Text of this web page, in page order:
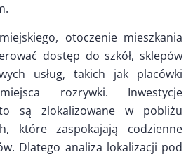
otoczenie mieszkania
dostęp do szkół, sklepów
usług, takich jak placówki
rozrywki. Inwestycje
są zlokalizowane w pobliżu
które zaspokajają codzienne
Dlatego analiza lokalizacji pod